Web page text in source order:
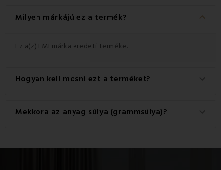
Milyen márkájú ez a termék? keyboard_arrow_down
Ez a(z) EMI márka eredeti terméke.
Hogyan kell mosni ezt a terméket?
A legjobb eredmény érdekében javasoljuk, hogy a
terméket 60°C-on mossa.
Mekkora az anyag súlya (grammsúlya)?